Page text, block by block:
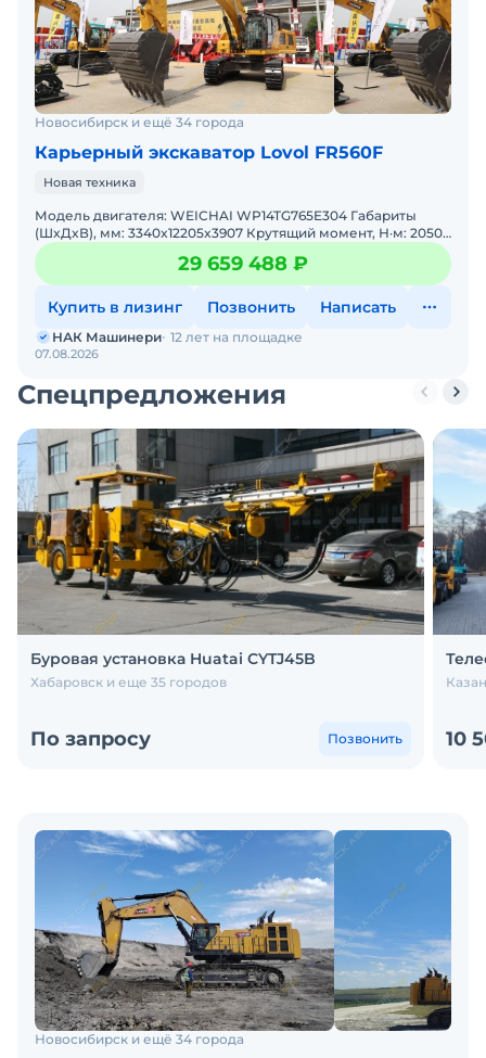
Новосибирск и ещё 34 города
Карьерный экскаватор Lovol FR560F
Новая техника
Модель двигателя: WEICHAI WP14TG765E304 Габариты
(ШxДxВ), мм: 3340x12205x3907 Крутящий момент, Н·м: 2050
29 659 488 ₽
Купить в лизинг Позвонить Написать
07.08.2026
НАК Машинери 12 лет на площадке
Спецпредложения
Буровая установка Huatai CYTJ45B
Хабаровск и еще 35 городов
По запросу Позвонить 10
Новосибирск и ещё 34 города